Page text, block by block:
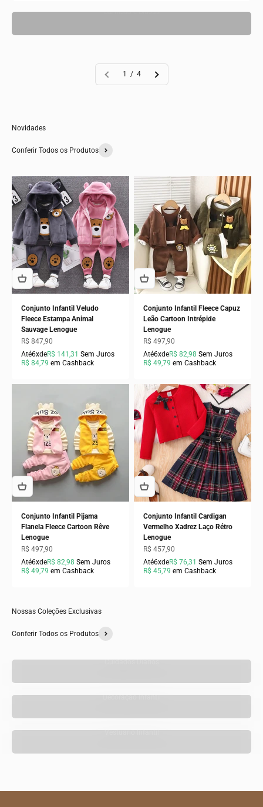
Camisas e Blusas
1 / 4
Novidades
Conferir Todos os Produtos
Conjunto Infantil Veludo
Fleece Estampa Animal
Sauvage Lenogue
Preço promocional
R$ 847,90
Até6xdeR$ 141,31 Sem Juros
R$ 84,79 em Cashback
Conjunto Infantil Fleece Capuz
Leão Cartoon Intrépide
Lenogue
Preço promocional
R$ 497,90
Até6xdeR$ 82,98 Sem Juros
R$ 49,79 em Cashback
Conjunto Infantil Pijama
Flanela Fleece Cartoon Rêve
Lenogue
Preço promocional
R$ 497,90
Até6xdeR$ 82,98 Sem Juros
R$ 49,79 em Cashback
Conjunto Infantil Cardigan
Vermelho Xadrez Laço Rétro
Lenogue
Preço promocional
R$ 457,90
Até6xdeR$ 76,31 Sem Juros
R$ 45,79 em Cashback
Nossas Coleções Exclusivas
Conferir Todos os Produtos
Cuidados Diários
Decoração Infantil
Vestuário Infantil